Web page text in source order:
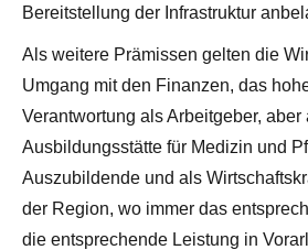
Bereitstellung der Infrastruktur
Als weitere Prämissen gelten die
Umgang mit den Finanzen, das
Verantwortung als Arbeitgeber, aber
Ausbildungsstätte für Medizin und
Auszubildende und als
der Region, wo immer das
die entsprechende Leistung in